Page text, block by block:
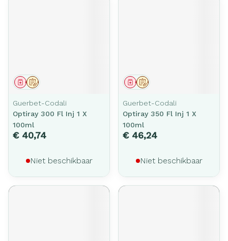
Op voorschrift
Geneesmiddel
Guerbet-Codali
Optiray 300 Fl Inj 1 X
100ml
€ 40,74
Niet beschikbaar
Op voorschrift
Geneesmiddel
Guerbet-Codali
Optiray 350 Fl Inj 1 X
100ml
€ 46,24
Niet beschikbaar